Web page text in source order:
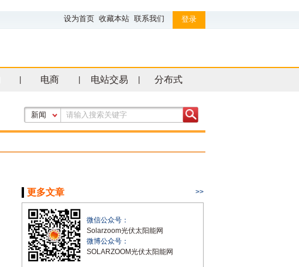
设为首页 收藏本站 联系我们 登录
电商 电站交易 分布式
新闻
更多文章 >>
微信公众号：
Solarzoom光伏太阳能网
微博公众号：
SOLARZOOM光伏太阳能网